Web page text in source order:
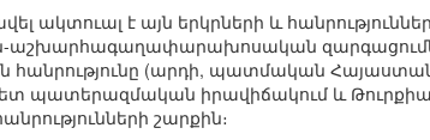
է այն երկրների և
աշխարհագաղափարախոսական
հանրությունը (արդի, պատմական
հետ պատերազմական իրավիճակում և
շարքին։